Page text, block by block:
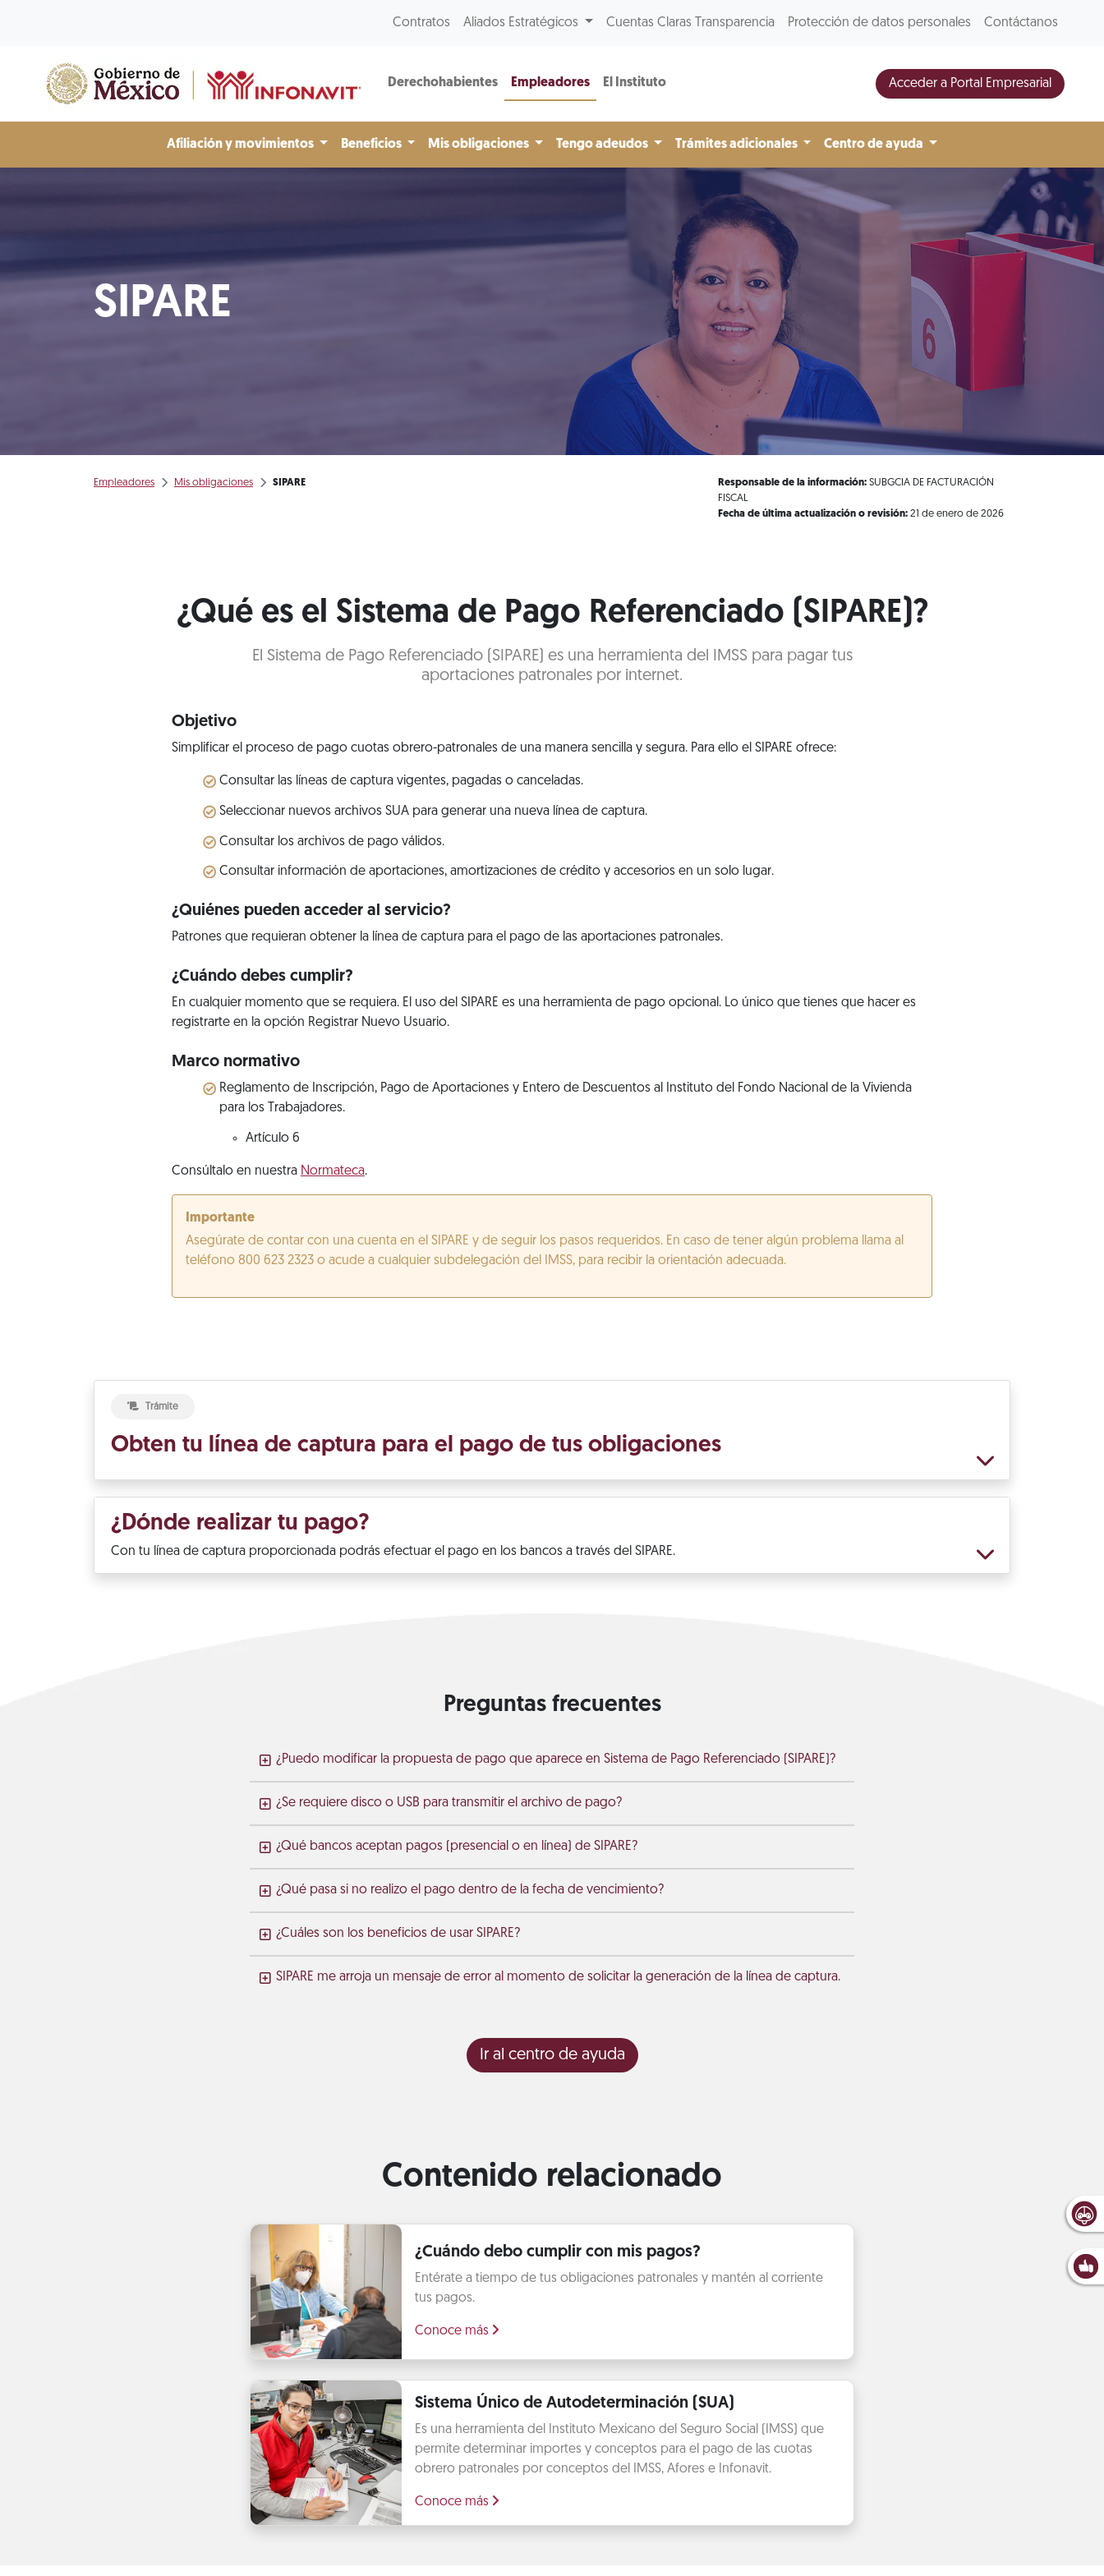
Contratos Aliados Estratégicos Cuentas Claras Transparencia Protección de datos personales Contáctanos
Derechohabientes Empleadores El Instituto Acceder a Portal Empresarial
Afiliación y movimientos Beneficios Mis obligaciones Tengo adeudos Trámites adicionales Centro de ayuda
SIPARE
Empleadores Mis obligaciones SIPARE Responsable de la información: SUBGCIA DE FACTURACIÓN
FISCAL
Fecha de última actualización o revisión: 21 de enero de 2026
¿Qué es el Sistema de Pago Referenciado (SIPARE)?
El Sistema de Pago Referenciado (SIPARE) es una herramienta del IMSS para pagar tus
aportaciones patronales por internet.
Objetivo
Simplificar el proceso de pago cuotas obrero-patronales de una manera sencilla y segura. Para ello el SIPARE ofrece:
Consultar las líneas de captura vigentes, pagadas o canceladas.
Seleccionar nuevos archivos SUA para generar una nueva línea de captura.
Consultar los archivos de pago válidos.
Consultar información de aportaciones, amortizaciones de crédito y accesorios en un solo lugar.
¿Quiénes pueden acceder al servicio?
Patrones que requieran obtener la línea de captura para el pago de las aportaciones patronales.
¿Cuándo debes cumplir?
En cualquier momento que se requiera. El uso del SIPARE es una herramienta de pago opcional. Lo único que tienes que hacer es
registrarte en la opción Registrar Nuevo Usuario.
Marco normativo
Reglamento de Inscripción, Pago de Aportaciones y Entero de Descuentos al Instituto del Fondo Nacional de la Vivienda
para los Trabajadores.
Artículo 6
Consúltalo en nuestra Normateca.
Importante
Asegúrate de contar con una cuenta en el SIPARE y de seguir los pasos requeridos. En caso de tener algún problema llama al
teléfono 800 623 2323 o acude a cualquier subdelegación del IMSS, para recibir la orientación adecuada.
Trámite
Obten tu línea de captura para el pago de tus obligaciones
¿Dónde realizar tu pago?
Con tu línea de captura proporcionada podrás efectuar el pago en los bancos a través del SIPARE.
Preguntas frecuentes
¿Puedo modificar la propuesta de pago que aparece en Sistema de Pago Referenciado (SIPARE)?
¿Se requiere disco o USB para transmitir el archivo de pago?
¿Qué bancos aceptan pagos (presencial o en línea) de SIPARE?
¿Qué pasa si no realizo el pago dentro de la fecha de vencimiento?
¿Cuáles son los beneficios de usar SIPARE?
SIPARE me arroja un mensaje de error al momento de solicitar la generación de la línea de captura.
Ir al centro de ayuda
Contenido relacionado
¿Cuándo debo cumplir con mis pagos?
Entérate a tiempo de tus obligaciones patronales y mantén al corriente
tus pagos.
Conoce más
Sistema Único de Autodeterminación (SUA)
Es una herramienta del Instituto Mexicano del Seguro Social (IMSS) que
permite determinar importes y conceptos para el pago de las cuotas
obrero patronales por conceptos del IMSS, Afores e Infonavit.
Conoce más